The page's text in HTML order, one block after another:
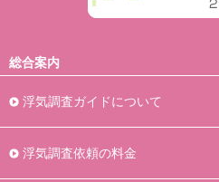
総合案内
浮気調査ガイドについて
浮気調査依頼の料金